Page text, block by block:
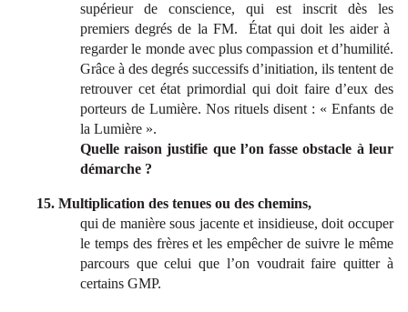
supérieur de conscience, qui est inscrit dès les
premiers degrés de la FM. État qui doit les aider à
regarder le monde avec plus compassion et d’humilité.
Grâce à des degrés successifs d’initiation, ils tentent de
retrouver cet état primordial qui doit faire d’eux des
porteurs de Lumière. Nos rituels disent : « Enfants de
la Lumière ».
Quelle raison justifie que l’on fasse obstacle à leur
démarche ?
15. Multiplication des tenues ou des chemins,
qui de manière sous jacente et insidieuse, doit occuper
le temps des frères et les empêcher de suivre le même
parcours que celui que l’on voudrait faire quitter à
certains GMP.